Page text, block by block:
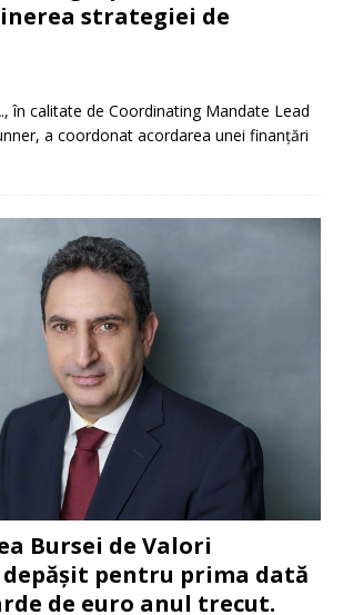
strategiei de
în calitate de Coordinating Mandate Lead
a coordonat acordarea unei finanțări
Bursei de Valori
depășit pentru prima dată
de euro anul trecut.